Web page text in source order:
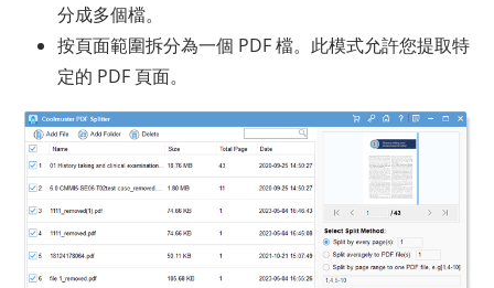
分成多個檔。
按頁面範圍拆分為一個 PDF 檔。此模式允許您提取特
定的 PDF 頁面。